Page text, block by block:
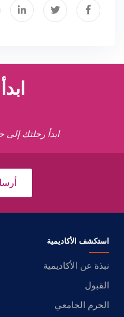
ابدأ رحلتك إلى
استكشف الأكاديمية
نبذة عن الأكاديمية
القبول
الحرم الجامعي